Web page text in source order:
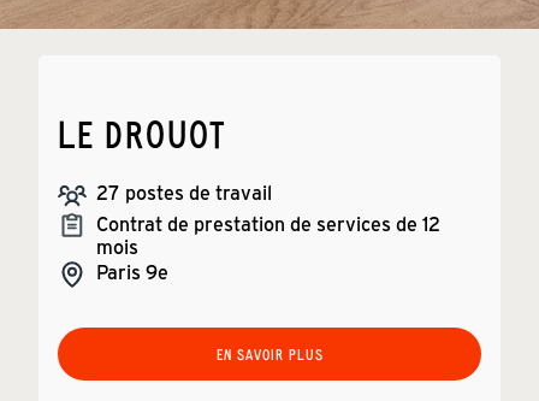
LE DROUOT
27 postes de travail
Contrat de prestation de services de 12
mois
Paris 9e
EN SAVOIR PLUS